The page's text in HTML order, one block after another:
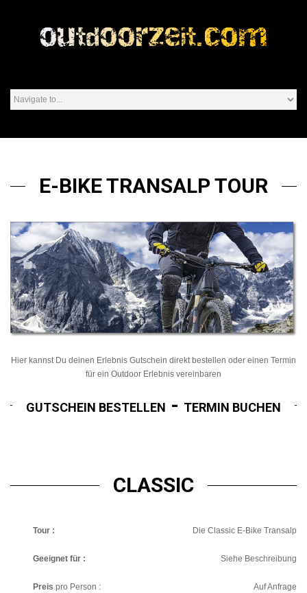
E-BIKE TRANSALP TOUR
Hier kannst Du deinen Erlebnis Gutschein direkt bestellen oder einen Termin
für ein Outdoor Erlebnis vereinbaren
GUTSCHEIN BESTELLEN - TERMIN BUCHEN
CLASSIC
Tour : Die Classic E-Bike Transalp
Geeignet für : Siehe Beschreibung
Preis pro Person : Auf Anfrage